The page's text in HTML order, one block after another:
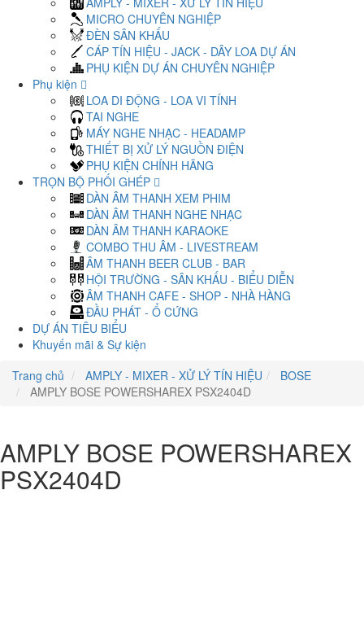
MICRO CHUYÊN NGHIỆP
ĐÈN SÂN KHẤU
CÁP TÍN HIỆU - JACK - DÂY LOA DỰ ÁN
PHỤ KIỆN DỰ ÁN CHUYÊN NGHIỆP
Phụ kiện
LOA DI ĐỘNG - LOA VI TÍNH
TAI NGHE
MÁY NGHE NHẠC - HEADAMP
THIẾT BỊ XỬ LÝ NGUỒN ĐIỆN
PHỤ KIỆN CHÍNH HÃNG
TRỌN BỘ PHỐI GHÉP
DÀN ÂM THANH XEM PHIM
DÀN ÂM THANH NGHE NHẠC
DÀN ÂM THANH KARAOKE
COMBO THU ÂM - LIVESTREAM
ÂM THANH BEER CLUB - BAR
HỘI TRƯỜNG - SÂN KHẤU - BIỂU DIỄN
ÂM THANH CAFE - SHOP - NHÀ HÀNG
ĐẦU PHÁT - Ổ CỨNG
DỰ ÁN TIÊU BIỂU
Khuyến mãi & Sự kiện
Trang chủ
AMPLY - MIXER - XỬ LÝ TÍN HIỆU
BOSE
AMPLY BOSE POWERSHAREX PSX2404D
AMPLY BOSE POWERSHAREX
PSX2404D